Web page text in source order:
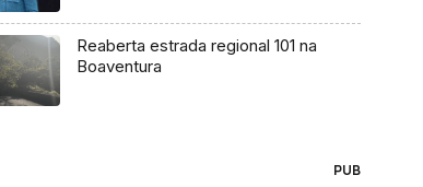
Reaberta estrada regional 101 na
Boaventura
PUB